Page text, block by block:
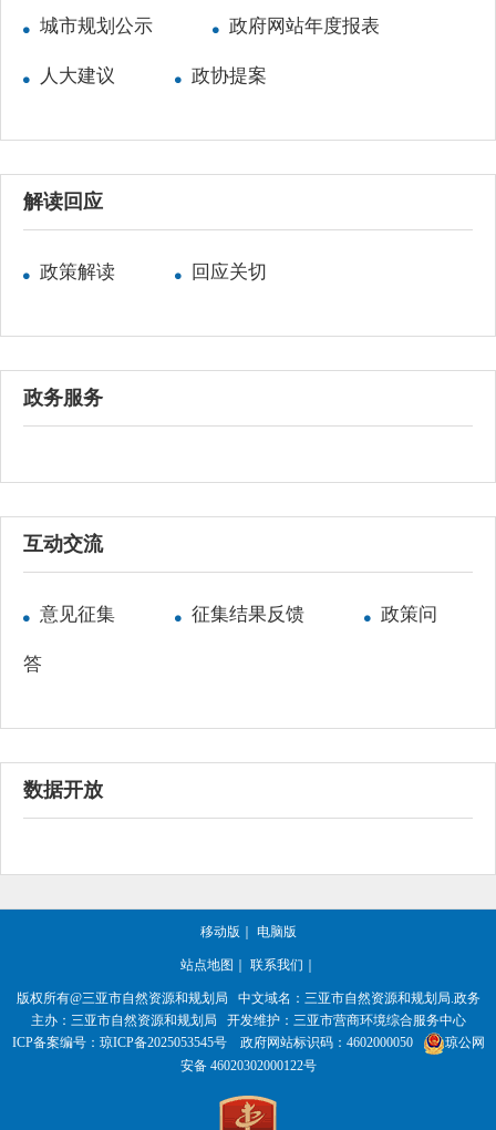
城市规划公示 政府网站年度报表
人大建议 政协提案
解读回应
政策解读 回应关切
政务服务
互动交流
意见征集 征集结果反馈 政策问
答
数据开放
移动版 ｜ 电脑版
站点地图 ｜ 联系我们 ｜
版权所有@三亚市自然资源和规划局
中文域名：三亚市自然资源和规划局.政务
主办：三亚市自然资源和规划局
开发维护：三亚市营商环境综合服务中心
ICP备案编号： 琼ICP备2025053545号 政府网站标识码： 4602000050
琼公网
安备 46020302000122号